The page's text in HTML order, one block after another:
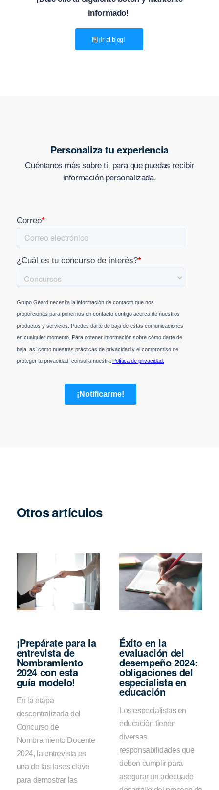
informado!
¡Ir al blog!
Personaliza tu experiencia
Cuéntanos más sobre ti, para que puedas recibir
información personalizada.
Otros artículos
¡Prepárate para la
entrevista de
Nombramiento
2024 con esta
guía modelo!
En la etapa
descentralizada del
Concurso de
Nombramiento Docente
2024, la entrevista es
una de las fases clave
para demostrar las
Éxito en la
evaluación del
desempeño 2024:
obligaciones del
especialista en
educación
Los especialistas en
educación tienen
diversas
responsabilidades que
deben cumplir para
asegurar un adecuado